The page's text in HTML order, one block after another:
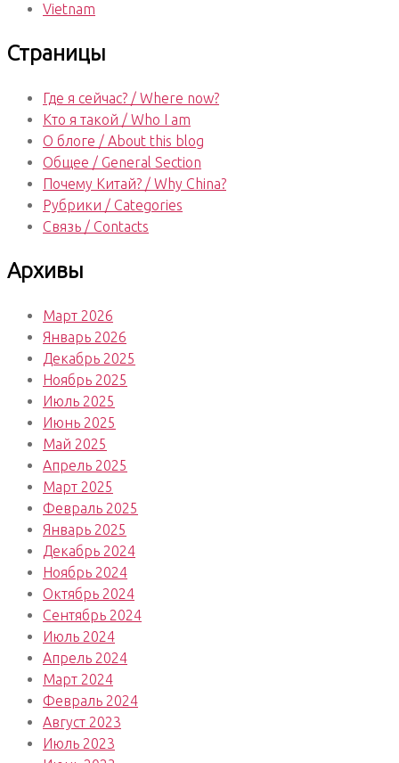
Vietnam
Страницы
Где я сейчас? / Where now?
Кто я такой / Who I am
О блоге / About this blog
Общее / General Section
Почему Китай? / Why China?
Рубрики / Categories
Связь / Contacts
Архивы
Март 2026
Январь 2026
Декабрь 2025
Ноябрь 2025
Июль 2025
Июнь 2025
Май 2025
Апрель 2025
Март 2025
Февраль 2025
Январь 2025
Декабрь 2024
Ноябрь 2024
Октябрь 2024
Сентябрь 2024
Июль 2024
Апрель 2024
Март 2024
Февраль 2024
Август 2023
Июль 2023